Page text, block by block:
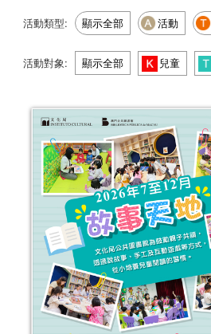
活動類型: 顯示全部 活動
活動對象: 顯示全部 兒童